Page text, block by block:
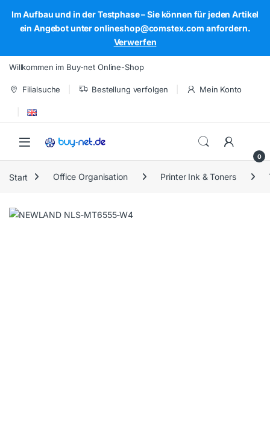
Im Aufbau und in der Testphase – Sie können für jeden Artikel
ein Angebot unter onlineshop@comstex.com anfordern.
Verwerfen
Skip to navigation
Skip to content
Willkommen im Buy-net Online-Shop
Filialsuche Bestellung verfolgen Mein Konto
Open
0
Start Office Organisation Printer Ink & Toners